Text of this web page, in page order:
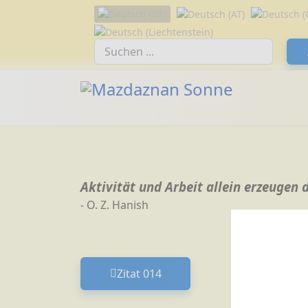
Sprache auswählen
Suchfeld
Aktivität und Arbeit allein erzeugen
- O. Z. Hanish
Vorheriger Beitrag: Zitat 014
Zitat 014